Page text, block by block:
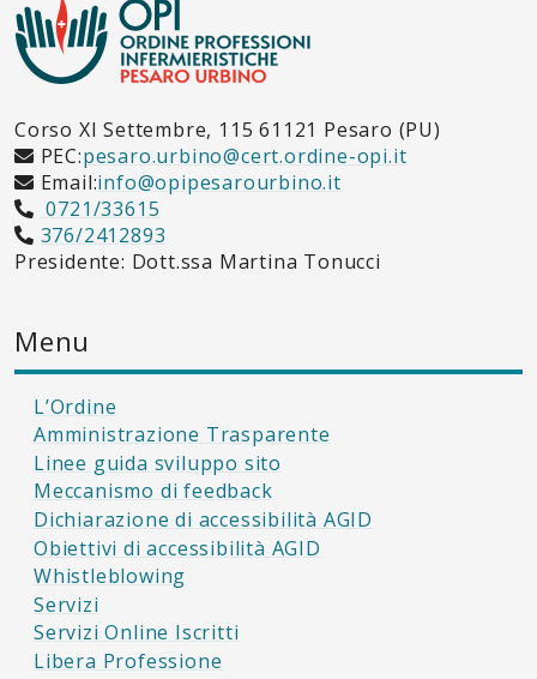
Corso XI Settembre, 115 61121 Pesaro (PU)
PEC:pesaro.urbino@cert.ordine-opi.it
Email:info@opipesarourbino.it
0721/33615
376/2412893
Presidente: Dott.ssa Martina Tonucci
Menu
L’Ordine
Amministrazione Trasparente
Linee guida sviluppo sito
Meccanismo di feedback
Dichiarazione di accessibilità AGID
Obiettivi di accessibilità AGID
Whistleblowing
Servizi
Servizi Online Iscritti
Libera Professione